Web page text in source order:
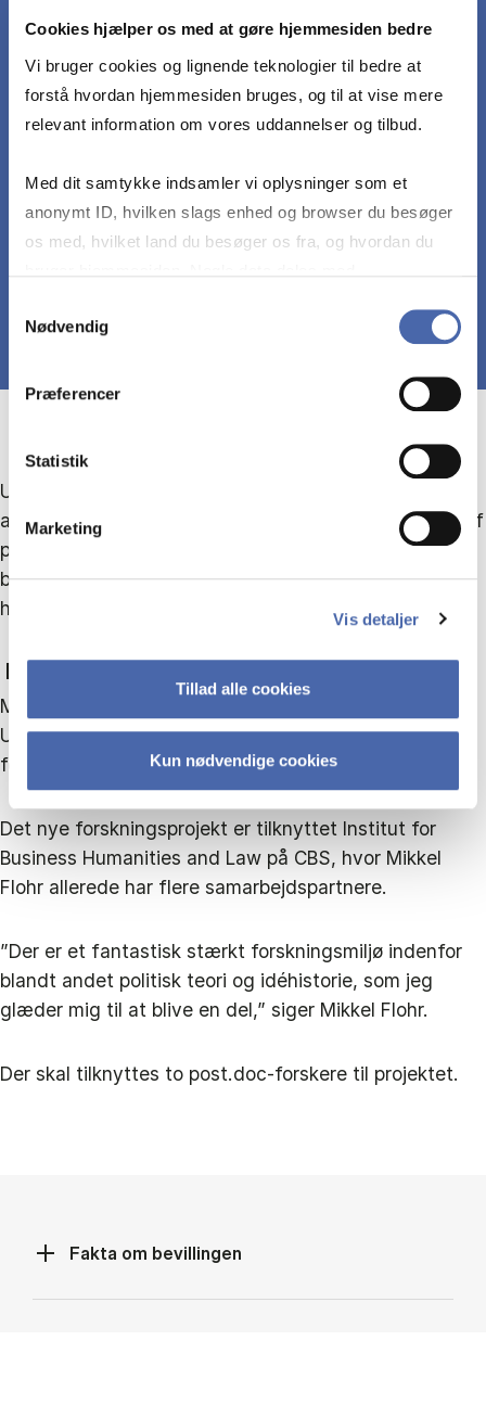
Cookies hjælper os med at gøre hjemmesiden bedre
Vi bruger cookies og lignende teknologier til bedre at
forstå hvordan hjemmesiden bruges, og til at vise mere
relevant information om vores uddannelser og tilbud.
Med dit samtykke indsamler vi oplysninger som et
anonymt ID, hvilken slags enhed og browser du besøger
os med, hvilket land du besøger os fra, og hvordan du
markedsføring. Du bestemmer selv - og kan altid trække
Nødvendig
Præferencer
Statistik
Marketing
Vis detaljer
Tillad alle cookies
Kun nødvendige cookies
“Derfor er målet med projektet, at det
kan bidrage til en mere nuanceret
forståelse af, hvornår folkelige
mobiliseringer er en demokratisk
demokratisk problem”
Undervejs skal han og kollegerne undersøge
antipopulismens historie og udvikle en ny forståelse af
populisme og dens forhold til demokratiet. Hvornår
bidrager kritik af populisme til demokratisk debat, og
hvornår risikerer den at skærpe polariseringen?
Bliver en del af stærkt forskningsmiljø på CBS
Mikkel Flohr kommer fra en stilling på Roskilde
Universitet, hvor han blandt andet har forsket i
forestillinger om folket, demokrati og populisme.
Det nye forskningsprojekt er tilknyttet Institut for
Business Humanities and Law på CBS, hvor Mikkel
Flohr allerede har flere samarbejdspartnere.
”Der er et fantastisk stærkt forskningsmiljø indenfor
blandt andet politisk teori og idéhistorie, som jeg
glæder mig til at blive en del,” siger Mikkel Flohr.
Der skal tilknyttes to post.doc-forskere til projektet.
Fakta om bevillingen